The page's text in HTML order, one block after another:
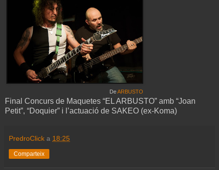
DeARBUSTO
Final Concurs de Maquetes “EL ARBUSTO” amb “Joan
Petit”, “Doquier” i l’actuació de SAKEO (ex-Koma)
PredroClick a 18:25
Comparteix